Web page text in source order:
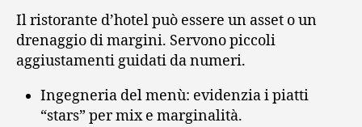
Il ristorante d’hotel può essere un asset o un
drenaggio di margini. Servono piccoli
aggiustamenti guidati da numeri.
Ingegneria del menù: evidenzia i piatti
“stars” per mix e marginalità.